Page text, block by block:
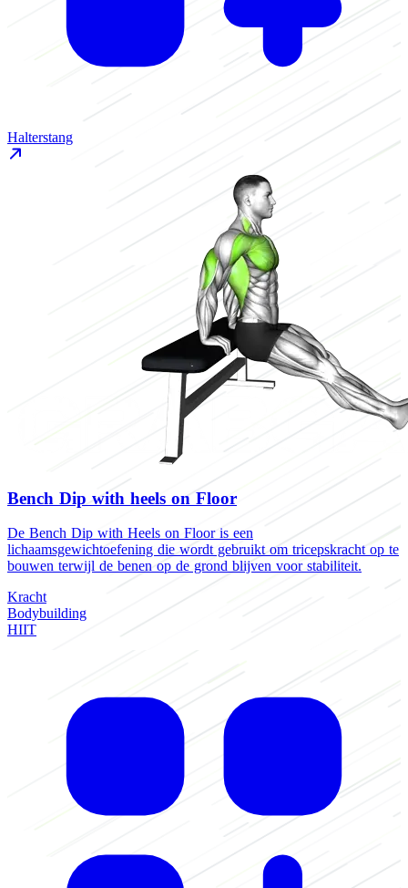
Halterstang
Bench Dip with heels on Floor
De Bench Dip with Heels on Floor is een
lichaamsgewichtoefening die wordt gebruikt om tricepskracht op te
bouwen terwijl de benen op de grond blijven voor stabiliteit.
Kracht
Bodybuilding
HIIT